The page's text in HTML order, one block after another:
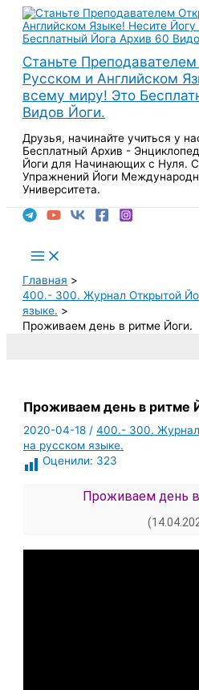
Перейти
содержимому
Станьте
Русском и Английском
всему миру! Это
Видов Йоги.
Друзья, начинайте учиться у
Бесплатный Архив -
Йоги для Начинающих с Нуля.
Упражнений Йоги
Университета.
Main
Menu
Главная
400.- 300. Журнал Открытой
языке.
Проживаем день в ритме Йоги.
Проживаем день в ритме
2020-04-18/400.- 300. Журнал
на русском языке.
Оценили: 323
Проживаем день